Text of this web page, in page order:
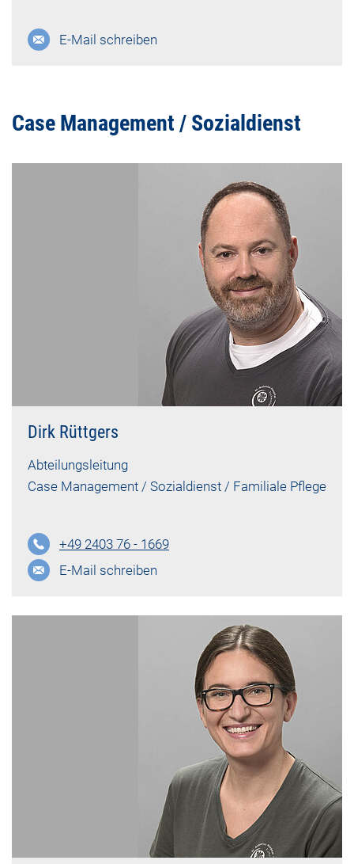
E-Mail schreiben
Case Management / Sozialdienst
Dirk Rüttgers
Abteilungsleitung
Case Management / Sozialdienst / Familiale Pflege
+49 2403 76 - 1669
E-Mail schreiben